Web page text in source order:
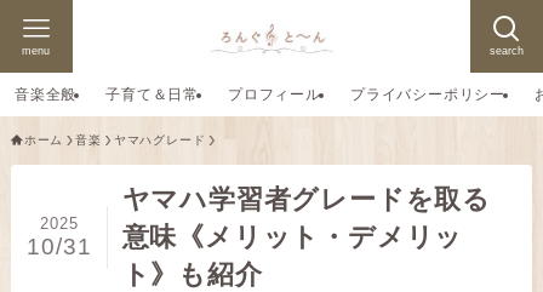
search
menu
音楽全般 子育て＆日常 プロフィール プライバシーポリシー
ホーム 音楽 ヤマハグレード
ヤマハ学習者グレードを取る
意味《メリット・デメリッ
ト》も紹介
2025
10/31